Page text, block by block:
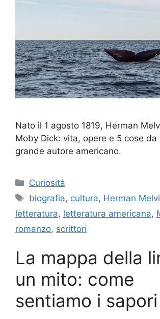
Nato il 1 agosto 1819, Herman
Moby Dick: vita, opere e 5 cose da
grande autore americano.
Categorie
Curiosità
Tag
biografia, cultura, Herman
letteratura, letteratura americana,
romanzo, scrittori
La mappa della
un mito: come
sentiamo i sapori